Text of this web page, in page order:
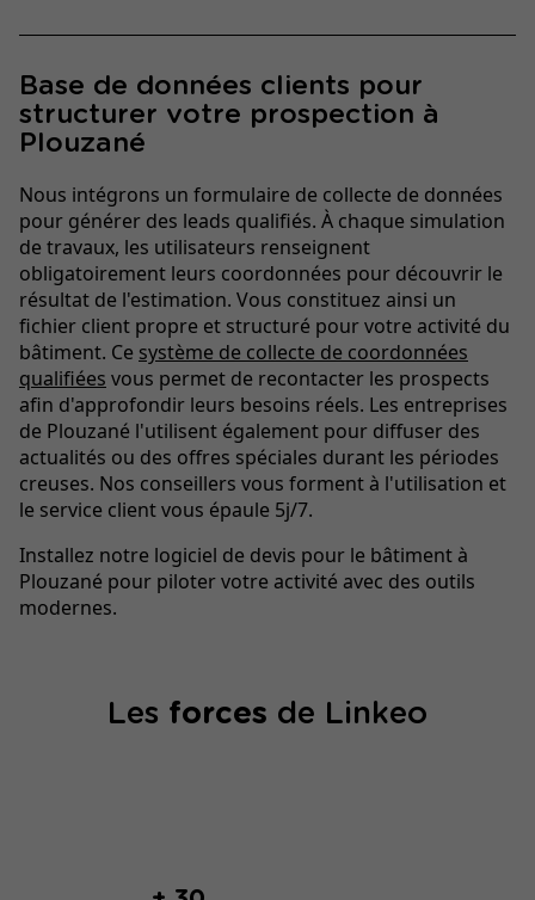
Base de données clients pour
structurer votre prospection à
Plouzané
Nous intégrons un formulaire de collecte de données
pour générer des leads qualifiés. À chaque simulation
de travaux, les utilisateurs renseignent
obligatoirement leurs coordonnées pour découvrir le
résultat de l'estimation. Vous constituez ainsi un
fichier client propre et structuré pour votre activité du
bâtiment. Ce système de collecte de coordonnées
qualifiées vous permet de recontacter les prospects
afin d'approfondir leurs besoins réels. Les entreprises
de Plouzané l'utilisent également pour diffuser des
actualités ou des offres spéciales durant les périodes
creuses. Nos conseillers vous forment à l'utilisation et
le service client vous épaule 5j/7.
Installez notre logiciel de devis pour le bâtiment à
Plouzané pour piloter votre activité avec des outils
modernes.
Les forces de Linkeo